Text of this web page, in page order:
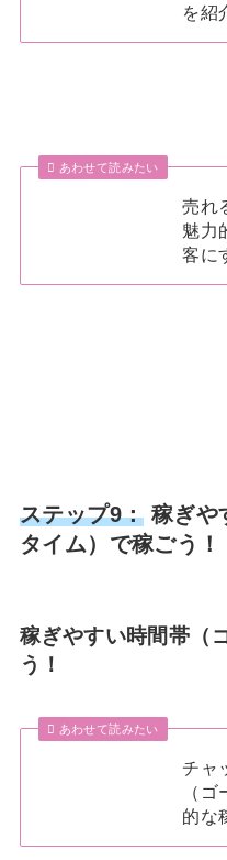
を紹
あわせて読みたい
売れ
魅力
客に
ステップ9： 稼ぎや
タイム）で稼ごう！
稼ぎやすい時間帯（
う！
あわせて読みたい
チャ
（
的な